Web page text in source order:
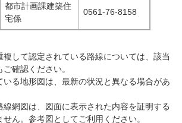
都市計画課建築住
宅係
0561-76-8158
複して認定されている路線については、該当
確認ください。
いる地形図は、最新の状況と異なる場合があ
線網図は、図面に表示された内容を証明する
せん。参考図としてご利用ください。